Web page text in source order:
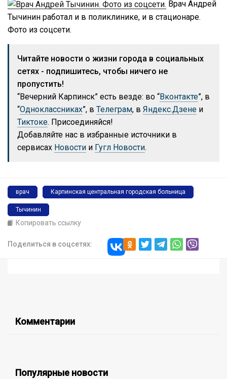
Врач Андрей
Тычинин работал и в поликлинике, и в стационаре.
Фото из соцсети.
Читайте новости о жизни города в социальных
сетях - подпишитесь, чтобы ничего не
пропустить!
“Вечерний Карпинск” есть везде: во “Вконтакте”, в
“Одноклассниках”, в Телеграм, в Яндекс.Дзене и
Тиктоке. Присоединяйся!
Добавляйте нас в избранные источники в
сервисах Новости и Гугл Новости.
врач Карпинская центральная городская больница
Тычинин
Копировать ссылку
Поделиться в соцсетях:
Комментарии
Популярные новости